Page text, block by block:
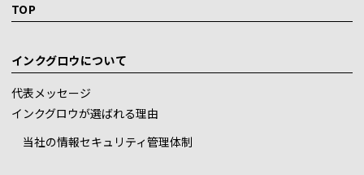
TOP
インクグロウについて
代表メッセージ
インクグロウが選ばれる理由
当社の情報セキュリティ管理体制